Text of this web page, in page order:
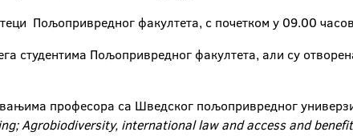
Пољопривредног факултета, с почетком у 09.00
студентима Пољопривредног факултета, али су
професора са Шведског пољопривредног
Agrobiodiversity, international law and access and